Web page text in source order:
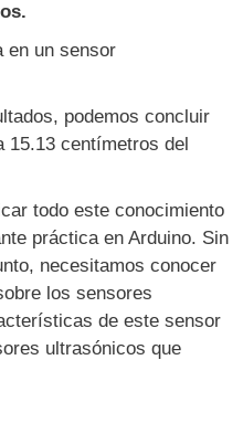
podemos concluir
15.13 centímetros del
todo este conocimiento
práctica en Arduino. Sin
necesitamos conocer
los sensores
de este sensor
ultrasónicos que